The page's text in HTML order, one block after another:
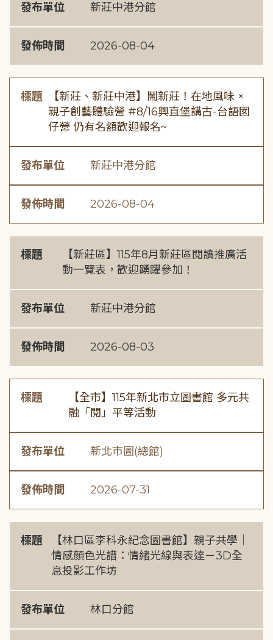
發布單位 新莊中港分館
發佈時間 2026-08-04
標題
【新莊、新莊中港】鬧新莊！在地風味 ×
親子創藝體驗營 #8/16興直堡講古-台語囡
仔營 仍有名額歡迎報名~
發布單位 新莊中港分館
發佈時間 2026-08-04
標題
【新莊區】115年8月新莊區閱讀推廣活
動一覽表，歡迎踴躍參加！
發布單位 新莊中港分館
發佈時間 2026-08-03
標題
【全市】115年新北市立圖書館 多元共
融「閱」平等活動
發布單位 新北市圖(總館)
發佈時間 2026-07-31
標題
【林口區李科永紀念圖書館】親子共學｜
情感顏色光譜：情緒光線與表達－3D全
息投影工作坊
發布單位 林口分館